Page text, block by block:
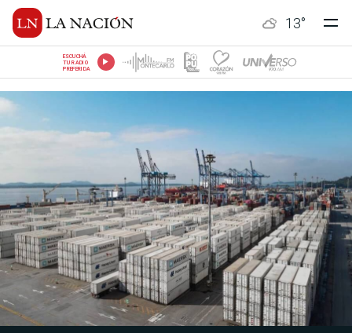
13°
ESCUCHÁ
TU RADIO
PREFERIDA